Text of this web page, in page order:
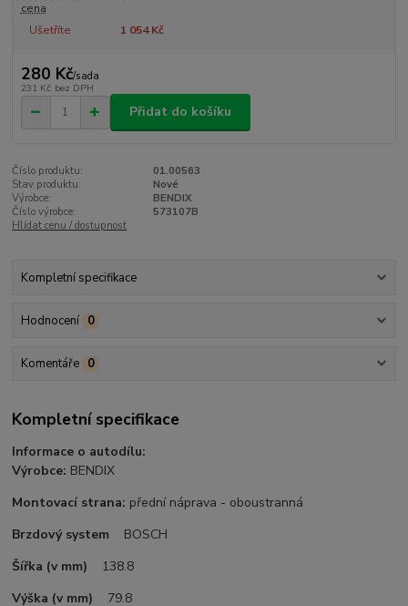
cena
Ušetříte 1 054 Kč
280 Kč/sada
231 Kč bez DPH
Přidat do košíku
Číslo produktu:
01.00563
Stav produktu:
Nové
Výrobce:
BENDIX
Číslo výrobce:
573107B
Hlídat cenu / dostupnost
Kompletní specifikace
Hodnocení 0
Komentáře 0
Kompletní specifikace
Informace o autodílu:
Výrobce: BENDIX
Montovací strana: přední náprava - oboustranná
Brzdový system
BOSCH
Šířka (v mm) 138.8
Výška (v mm)
79.8